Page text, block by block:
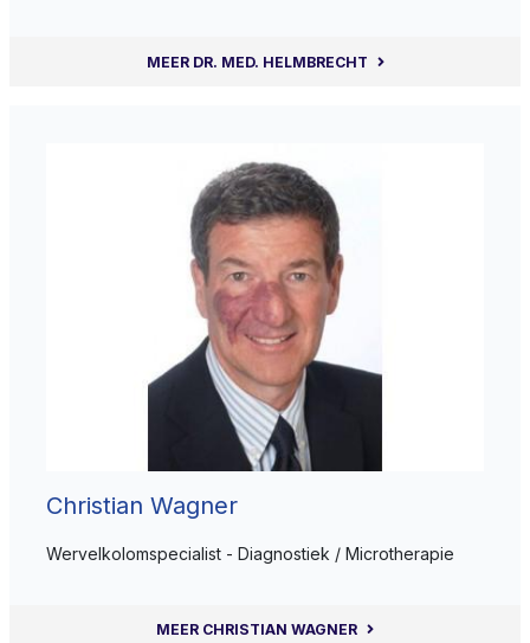
MEER DR. MED. HELMBRECHT
Christian Wagner
Wervelkolomspecialist - Diagnostiek / Microtherapie
MEER CHRISTIAN WAGNER